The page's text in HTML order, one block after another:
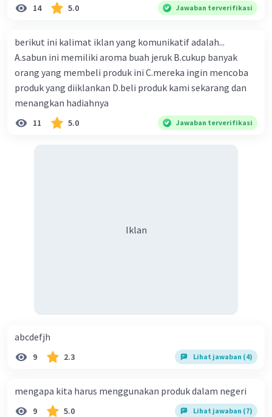
14 5.0 Jawaban terverifikasi
berikut ini kalimat iklan yang komunikatif adalah...
A.sabun ini memiliki aroma buah jeruk B.cukup banyak
orang yang membeli produk ini C.mereka ingin mencoba
produk yang diiklankan D.beli produk kami sekarang dan
menangkan hadiahnya
11 5.0 Jawaban terverifikasi
Iklan
abcdefjh
9 2.3 Lihat jawaban (4)
mengapa kita harus menggunakan produk dalam negeri
9 5.0 Lihat jawaban (7)